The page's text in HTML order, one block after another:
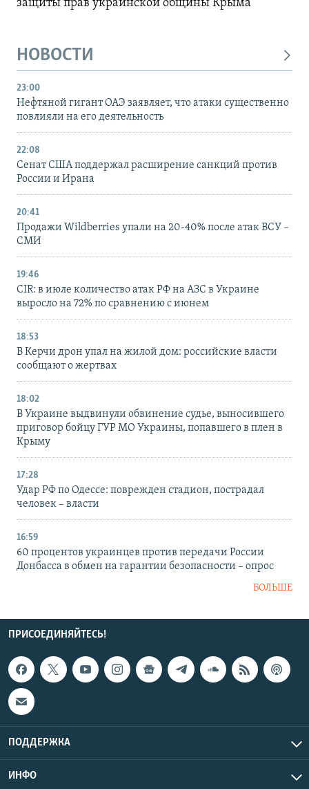
защиты прав украинской общины Крыма
НОВОСТИ
23:00
Нефтяной гигант ОАЭ заявляет, что атаки существенно
повлияли на его деятельность
22:08
Сенат США поддержал расширение санкций против
России и Ирана
20:41
Продажи Wildberries упали на 20-40% после атак ВСУ –
СМИ
19:46
CIR: в июле количество атак РФ на АЗС в Украине
выросло на 72% по сравнению с июнем
18:53
В Керчи дрон упал на жилой дом: российские власти
сообщают о жертвах
18:02
В Украине выдвинули обвинение судье, выносившего
приговор бойцу ГУР МО Украины, попавшего в плен в
Крыму
17:28
Удар РФ по Одессе: поврежден стадион, пострадал
человек – власти
16:59
60 процентов украинцев против передачи России
Донбасса в обмен на гарантии безопасности – опрос
БОЛЬШЕ
ПРИСОЕДИНЯЙТЕСЬ!
ПОДДЕРЖКА
ИНФО